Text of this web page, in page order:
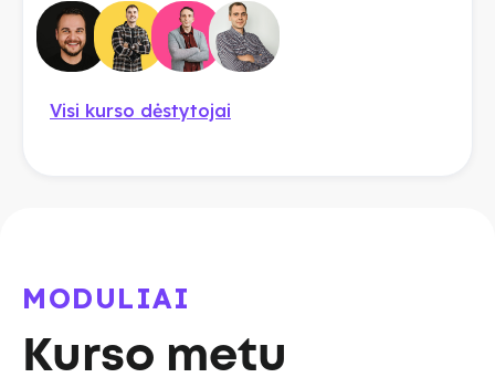
Visi kurso dėstytojai
MODULIAI
Kurso metu